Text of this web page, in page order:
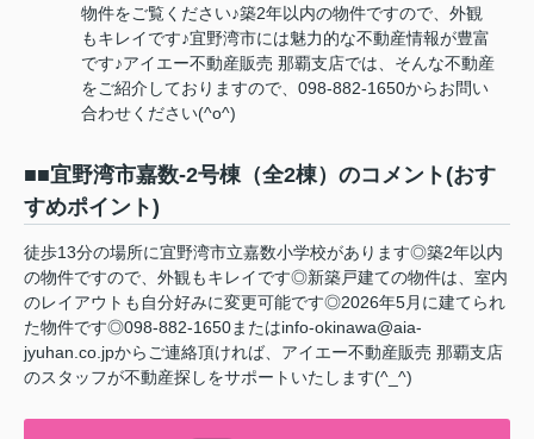
物件をご覧ください♪築2年以内の物件ですので、外観
もキレイです♪宜野湾市には魅力的な不動産情報が豊富
です♪アイエー不動産販売 那覇支店では、そんな不動産
をご紹介しておりますので、098-882-1650からお問い
合わせください(^o^)
■■宜野湾市嘉数-2号棟（全2棟）のコメント(おす
すめポイント)
徒歩13分の場所に宜野湾市立嘉数小学校があります◎築2年以内
の物件ですので、外観もキレイです◎新築戸建ての物件は、室内
のレイアウトも自分好みに変更可能です◎2026年5月に建てられ
た物件です◎098-882-1650またはinfo-okinawa@aia-
jyuhan.co.jpからご連絡頂ければ、アイエー不動産販売 那覇支店
のスタッフが不動産探しをサポートいたします(^_^)